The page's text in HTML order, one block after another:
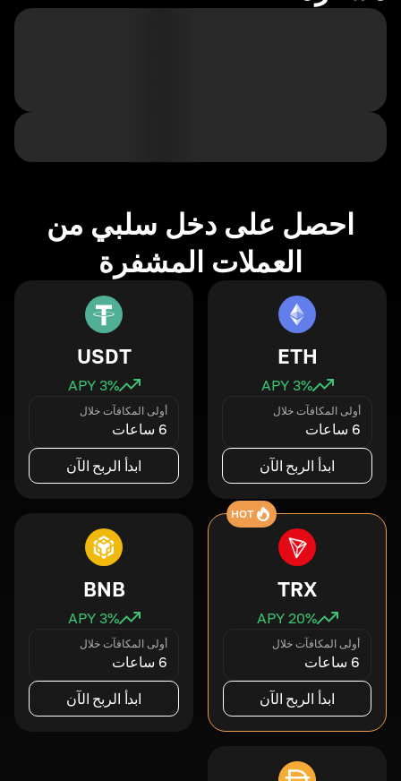
احصل على دخل سلبي من
العملات المشفرة
ETH
3% APY
أولى المكافآت خلال
6 ساعات
ابدأ الربح الآن
USDT
3% APY
أولى المكافآت خلال
6 ساعات
ابدأ الربح الآن
HOT
TRX
20% APY
أولى المكافآت خلال
6 ساعات
ابدأ الربح الآن
BNB
3% APY
أولى المكافآت خلال
6 ساعات
ابدأ الربح الآن